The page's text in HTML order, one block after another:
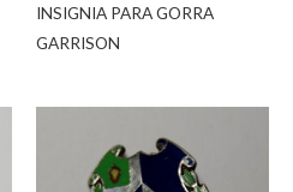
INSIGNIA PARA GORRA
GARRISON